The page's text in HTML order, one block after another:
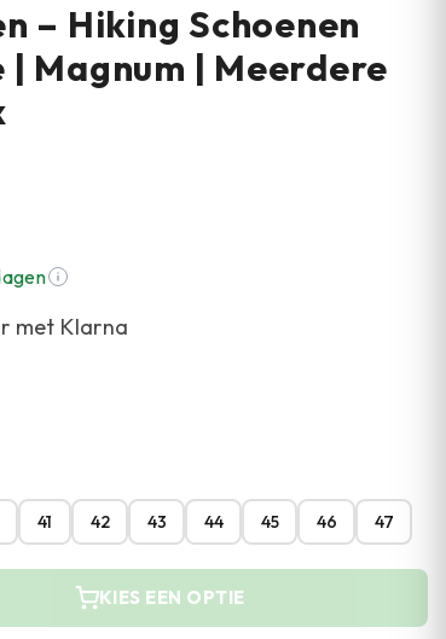
– Hiking Schoenen
Magnum | Meerdere
met Klarna
41 42 43 44 45 46 47
KIES EEN OPTIE